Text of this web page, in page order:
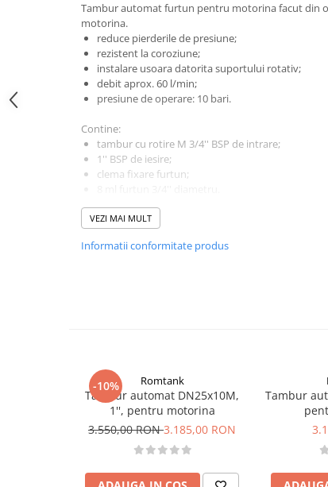
Tambur automat furtun pentru motorina facut din
motorina.
reduce pierderile de presiune;
rezistent la coroziune;
instalare usoara datorita suportului rotativ;
debit aprox. 60 l/min;
presiune de operare: 10 bari.
Contine:
tambur cu rotire M 3/4'' BSP de intrare;
1'' BSP de iesire;
clema fixare furtun;
Greutate: 19 kg.
VEZI MAI MULT
Informatii conformitate produs
-10% Romtank
Tambur automat DN25x10M,
1'', pentru motorina
3.550,00 RON3.185,00 RON
Tambur